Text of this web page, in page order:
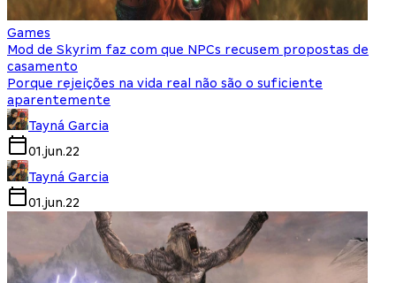
Games
Mod de Skyrim faz com que NPCs recusem propostas de
casamento
Porque rejeições na vida real não são o suficiente
aparentemente
Tayná Garcia
01.jun.22
Tayná Garcia
01.jun.22